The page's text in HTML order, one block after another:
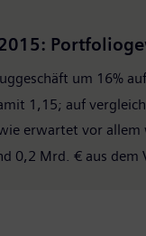
um 16%
1,15; auf
erwartet vor allem
Mrd. € aus dem